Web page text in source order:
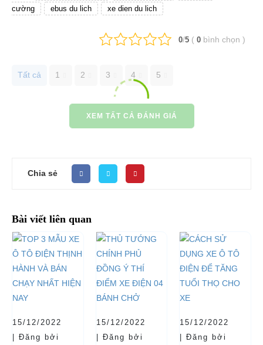
cường
ebus du lich xe dien du lich
0/5 ( 0 bình chọn )
Tất cả 1 2 3 4 5
XEM TẤT CẢ ĐÁNH GIÁ
Chia sẻ
Bài viết liên quan
15/12/2022
| Đăng bởi
15/12/2022
| Đăng bởi
15/12/2022
| Đăng bởi